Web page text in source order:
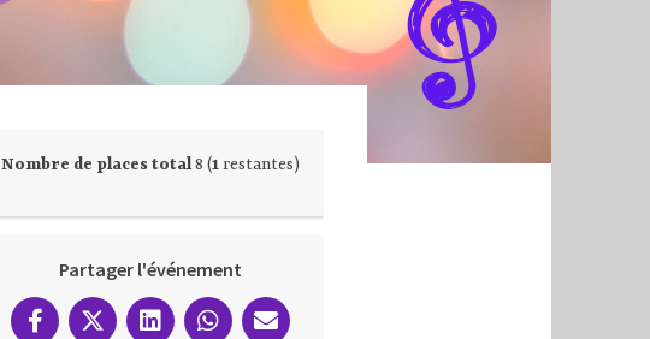
Nombre de places total8 (1restantes)
Partager l'événement